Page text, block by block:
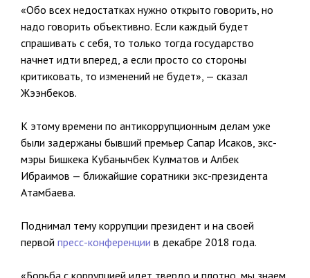
«Обо всех недостатках нужно открыто говорить, но
надо говорить объективно. Если каждый будет
спрашивать с себя, то только тогда государство
начнет идти вперед, а если просто со стороны
критиковать, то изменений не будет», — сказал
Жээнбеков.
К этому времени по антикоррупционным делам уже
были задержаны бывший премьер Сапар Исаков, экс-
мэры Бишкека Кубанычбек Кулматов и Албек
Ибраимов — ближайшие соратники экс-президента
Атамбаева.
Поднимал тему коррупции президент и на своей
первой пресс-конференции в декабре 2018 года.